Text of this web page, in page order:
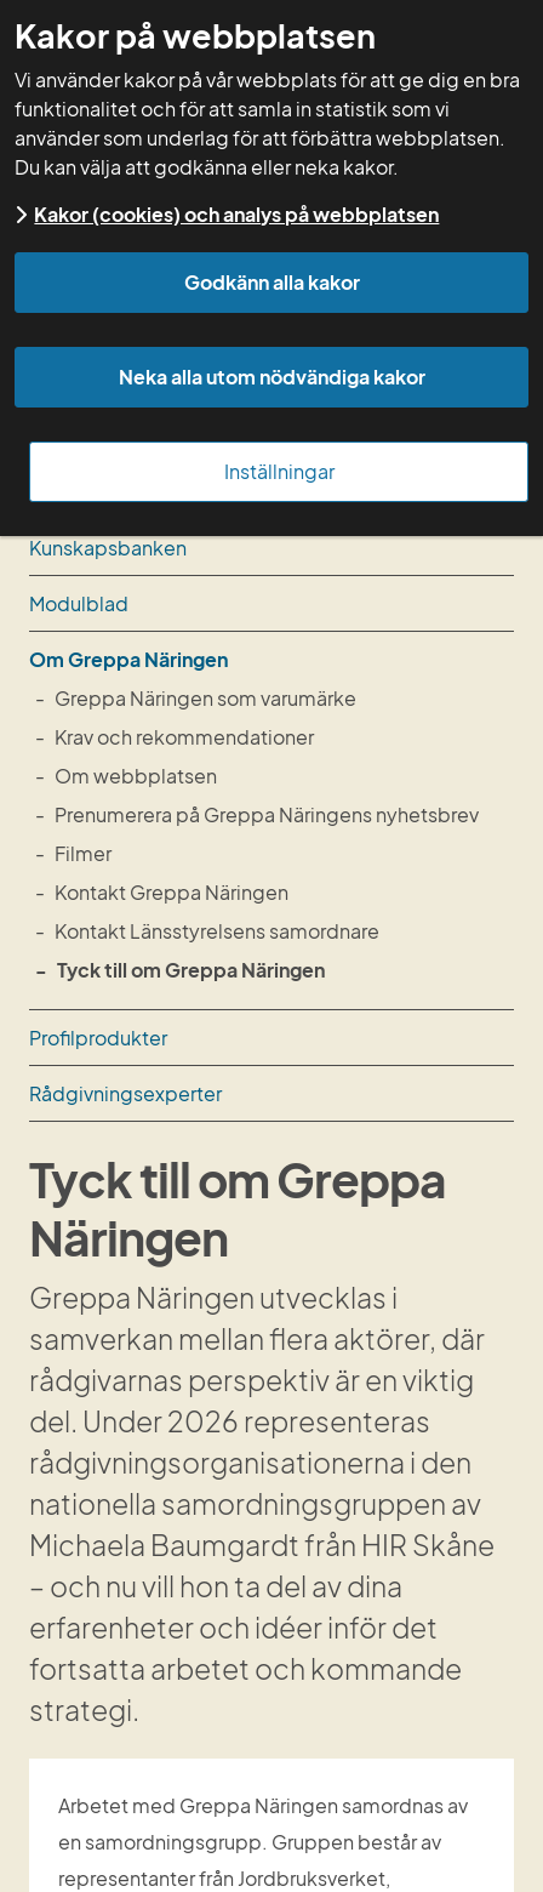
Kakor på webbplatsen
Vi använder kakor på vår webbplats för att ge dig en bra
funktionalitet och för att samla in statistik som vi
använder som underlag för att förbättra webbplatsen.
Du kan välja att godkänna eller neka kakor.
Kakor (cookies) och analys på webbplatsen
Godkänn alla kakor
Neka alla utom nödvändiga kakor
Inställningar
GNW-adm
Start För rådgivare
Om Greppa Näringen
Anmäl nya medlemmar
Bildarkivet
Kunskapsbanken
Modulblad
Om Greppa Näringen
Greppa Näringen som varumärke
Krav och rekommendationer
Om webbplatsen
Prenumerera på Greppa Näringens nyhetsbrev
Filmer
Kontakt Greppa Näringen
Kontakt Länsstyrelsens samordnare
Tyck till om Greppa Näringen
Profilprodukter
Rådgivningsexperter
Tyck till om Greppa
Näringen
Greppa Näringen utvecklas i
samverkan mellan flera aktörer, där
rådgivarnas perspektiv är en viktig
del. Under 2026 representeras
rådgivningsorganisationerna i den
nationella samordningsgruppen av
Michaela Baumgardt från HIR Skåne
– och nu vill hon ta del av dina
erfarenheter och idéer inför det
fortsatta arbetet och kommande
strategi.
Arbetet med Greppa Näringen samordnas av
en samordningsgrupp. Gruppen består av
representanter från Jordbruksverket,